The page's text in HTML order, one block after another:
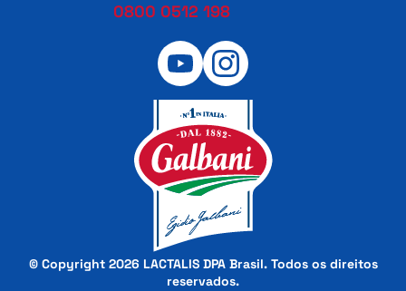
0800 0512 198
© Copyright 2026 LACTALIS DPA Brasil. Todos os direitos
reservados.